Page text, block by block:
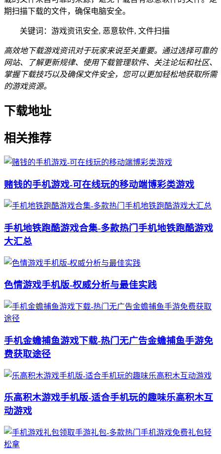
期扫描下载的文件，确保电脑安全。
关键词：游戏资讯安全, 恶意软件, 文件扫描
高效地下载游戏资讯对于玩家来说至关重要。通过选择可靠的
网站、了解更新规律、使用下载管理软件、关注论坛和社区、
掌握下载技巧以及确保文件安全，您可以更加轻松地获取所需
的游戏资源。
下载地址
相关推荐
赌钱的手机游戏-可在线玩的移动端博彩类游戏
手机地铁跑酷游戏合集-多款热门手机地铁跑酷游戏
大汇总
色情游戏手机版-权威分析与最佳实践
手机金蟾捕鱼游戏下载-热门无广告金蟾捕鱼手游免
费获取途径
乐高积木游戏手机版-适合手机玩的趣味乐高积木互
动游戏